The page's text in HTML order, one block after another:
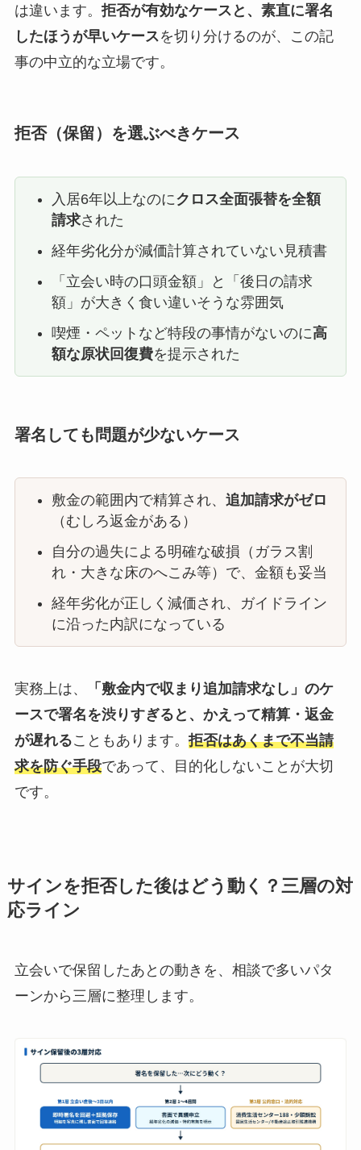
は違います。 拒否が有効なケースと、素直に署名
したほうが早いケースを切り分けるのが、この記
事の中立的な立場です。
拒否（保留）を選ぶべきケース
入居6年以上なのにクロス全面張替を全額
請求された
経年劣化分が減価計算されていない見積書
「立会い時の口頭金額」と「後日の請求
額」が大きく食い違いそうな雰囲気
喫煙・ペットなど特段の事情がないのに高
額な原状回復費を提示された
署名しても問題が少ないケース
敷金の範囲内で精算され、 追加請求がゼロ
（むしろ返金がある）
自分の過失による明確な破損（ガラス割
れ・大きな床のへこみ等）で、金額も妥当
経年劣化が正しく減価され、ガイドライン
に沿った内訳になっている
実務上は、
「敷金内で収まり追加請求なし」のケ
ースで署名を渋りすぎると、かえって精算・返金
が遅れることもあります。 拒否はあくまで不当請
求を防ぐ手段であって、目的化しないことが大切
です。
サインを拒否した後はどう動く？三層の対
応ライン
立会いで保留したあとの動きを、相談で多いパタ
ーンから三層に整理します。